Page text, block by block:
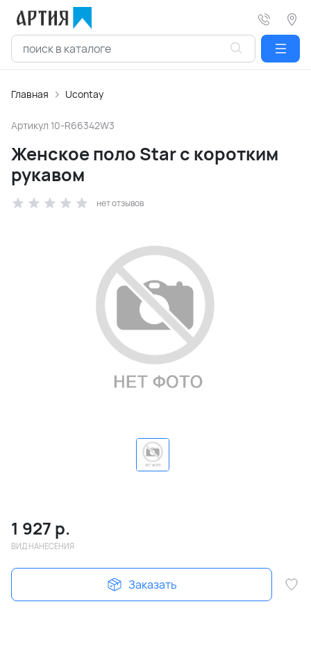
Главная Ucontay
Артикул 10-R66342W3
Женское поло Star с коротким
рукавом
нет отзывов
1 927 р.
ВИД НАНЕСЕНИЯ
Заказать